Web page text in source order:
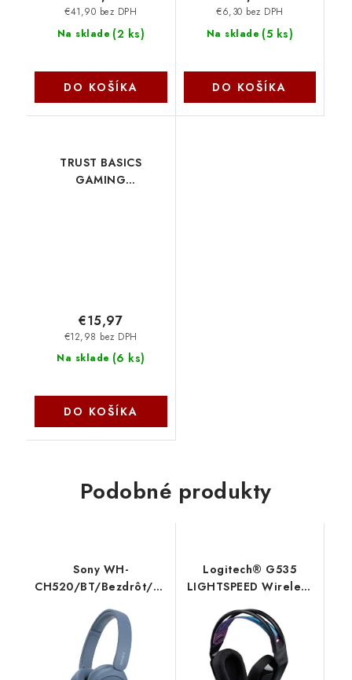
Na sklade (2 ks)
€41,90 bez DPH
DO KOŠÍKA
Na sklade (5 ks)
€6,30 bez DPH
DO KOŠÍKA
TRUST BASICS
GAMING
Na sklade (6 ks)
€12,98 bez DPH
€15,97
DO KOŠÍKA
Podobné produkty
Sony WH-
CH520/BT/Bezdrôt/Modrá
Logitech® G535
LIGHTSPEED Wireless
BLACK 981-000972